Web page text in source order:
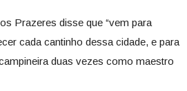
Prazeres disse que “vem para
cada cantinho dessa cidade, e para
duas vezes como maestro